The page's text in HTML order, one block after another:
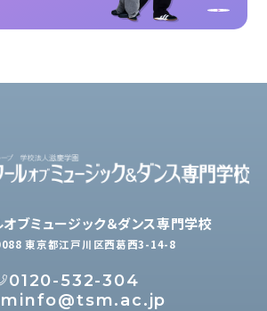
ブミュージック＆ダンス専門学校
東京都江戸川区西葛西3-14-8
0120-532-304